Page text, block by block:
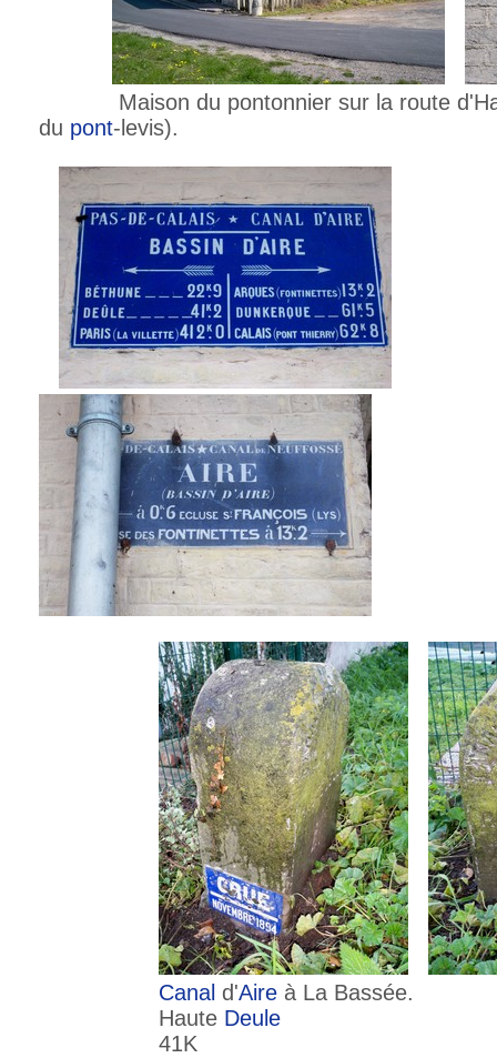
Maison du pontonnier sur la route
du pont-levis).
Canal d'Aire à La Bassée.
Haute Deule
41K